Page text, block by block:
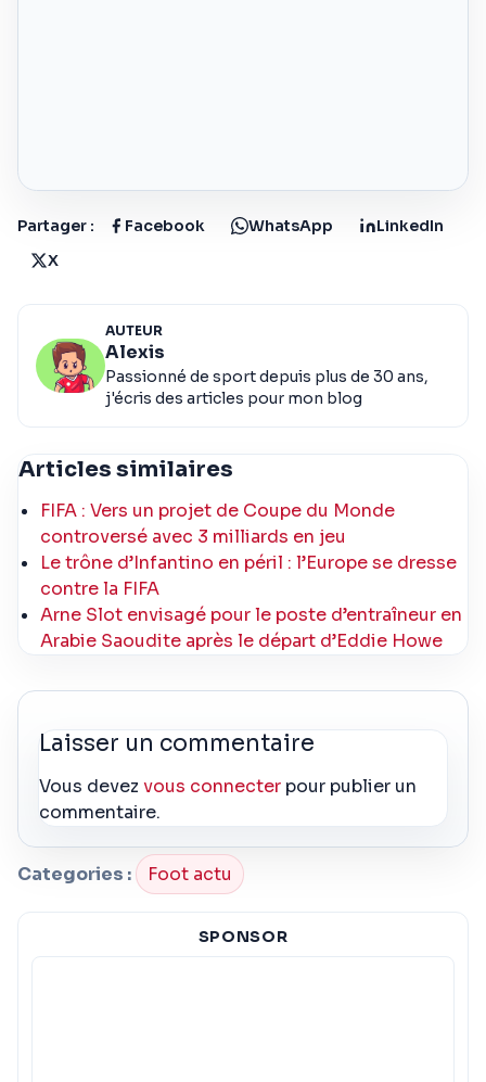
Partager : Facebook WhatsApp
LinkedIn
X
AUTEUR
Alexis
Passionné de sport depuis plus de 30 ans,
j'écris des articles pour mon blog
Articles similaires
FIFA : Vers un projet de Coupe du Monde
controversé avec 3 milliards en jeu
Le trône d’Infantino en péril : l’Europe se dresse
contre la FIFA
Arne Slot envisagé pour le poste d’entraîneur en
Arabie Saoudite après le départ d’Eddie Howe
Laisser un commentaire
Vous devezvous connecter pour publier un
commentaire.
Categories : Foot actu
SPONSOR